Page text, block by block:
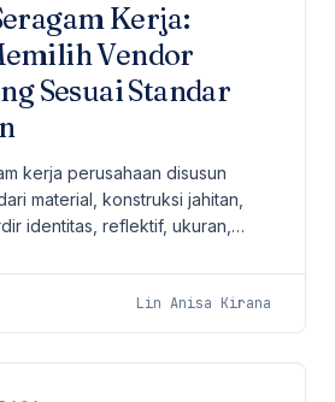
Kerja:
Vendor
Sesuai Standar
kerja perusahaan disusun
material, konstruksi jahitan,
identitas, reflektif, ukuran,
procurement, dan operations.
Lin Anisa Kirana